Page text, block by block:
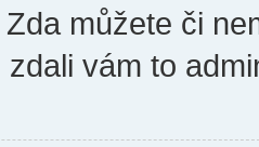
můžete či
vám to